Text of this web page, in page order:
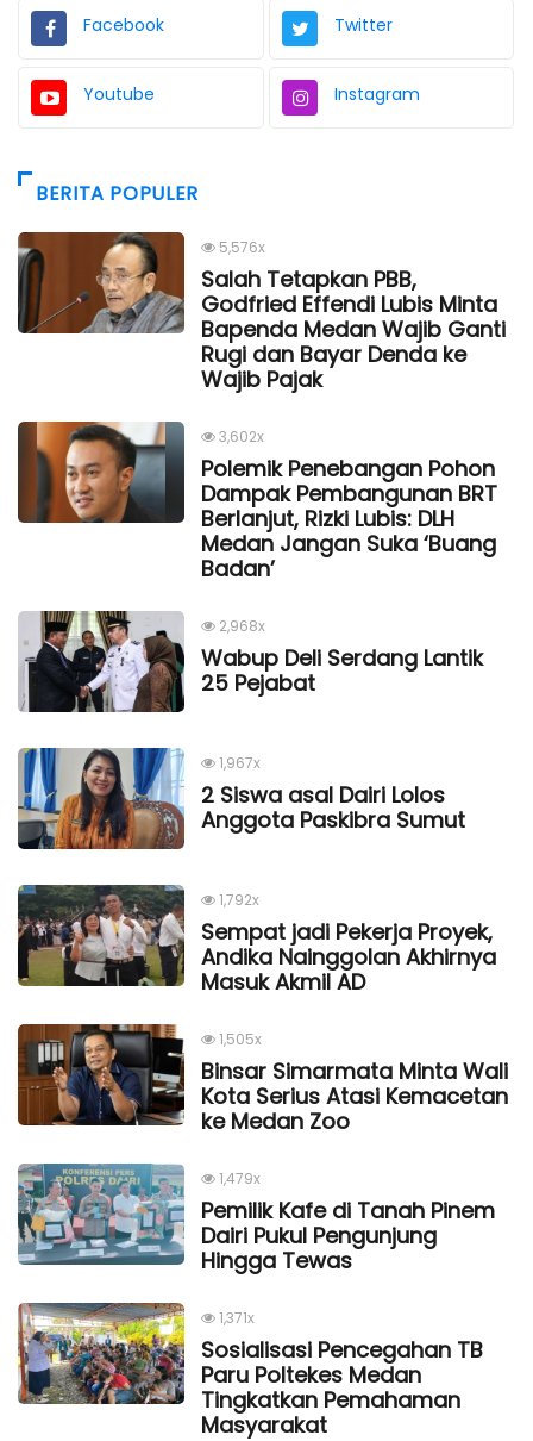
Facebook Twitter
Youtube Instagram
BERITA POPULER
5,576x
Salah Tetapkan PBB,
Godfried Effendi Lubis Minta
Bapenda Medan Wajib Ganti
Rugi dan Bayar Denda ke
Wajib Pajak
3,602x
Polemik Penebangan Pohon
Dampak Pembangunan BRT
Berlanjut, Rizki Lubis: DLH
Medan Jangan Suka ‘Buang
Badan’
2,968x
Wabup Deli Serdang Lantik
25 Pejabat
1,967x
2 Siswa asal Dairi Lolos
Anggota Paskibra Sumut
1,792x
Sempat jadi Pekerja Proyek,
Andika Nainggolan Akhirnya
Masuk Akmil AD
1,505x
Binsar Simarmata Minta Wali
Kota Serius Atasi Kemacetan
ke Medan Zoo
1,479x
Pemilik Kafe di Tanah Pinem
Dairi Pukul Pengunjung
Hingga Tewas
1,371x
Sosialisasi Pencegahan TB
Paru Poltekes Medan
Tingkatkan Pemahaman
Masyarakat